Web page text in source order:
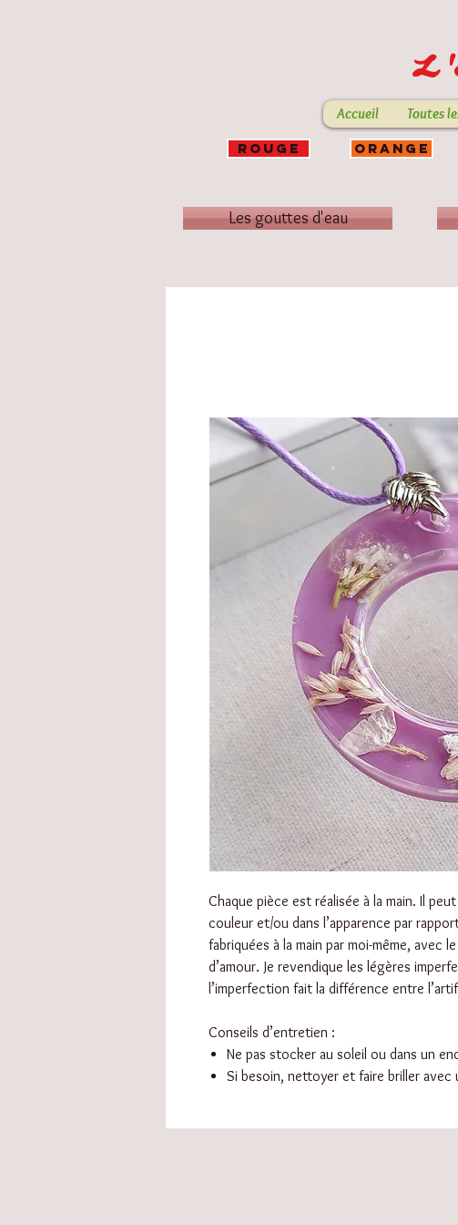
Accueil Toutes
ROUGE
ORANGE
Les gouttes d'eau
Chaque pièce est réalisée à la main. Il
couleur et/ou dans l’apparence par
fabriquées à la main par moi-même, avec
d’amour. Je revendique les légères
l’imperfection fait la différence entre
Conseils d’entretien :
Ne pas stocker au soleil ou dans un
Si besoin, nettoyer et faire briller avec